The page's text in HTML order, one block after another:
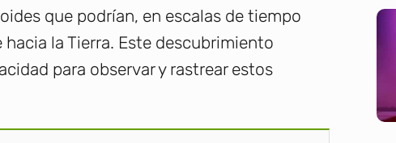
que podrían, en escalas de tiempo
la Tierra. Este descubrimiento
para observar y rastrear estos